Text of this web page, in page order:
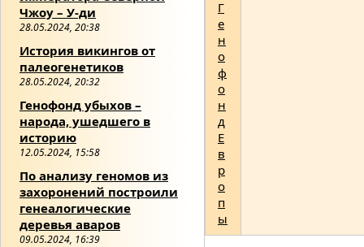
Чжоу – У-ди
28.05.2024, 20:38
История викингов от
палеогенетиков
28.05.2024, 20:32
Генофонд убыхов –
народа, ушедшего в
историю
12.05.2024, 15:58
По анализу геномов из
захоронений построили
генеалогические
деревья аваров
09.05.2024, 16:39
Г
е
н
о
ф
о
н
д
Е
в
р
о
п
ы